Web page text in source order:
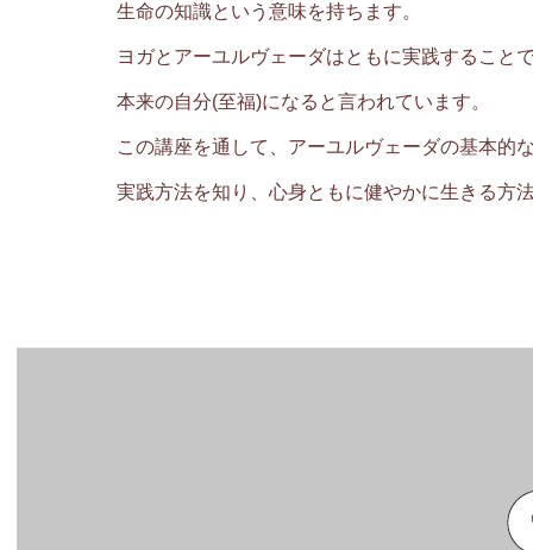
生命の知識という意味を持ちます。
ヨガとアーユルヴェーダはともに実践すること
本来の自分(至福)になると言われています。
この講座を通して、アーユルヴェーダの基本的
実践方法を知り、心身ともに健やかに生きる方